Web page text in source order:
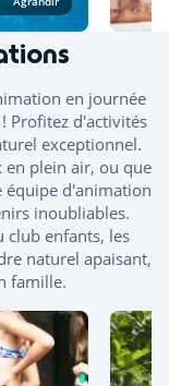
en journée
Profitez d'activités
exceptionnel.
en plein air, ou que
équipe d'animation
inoubliables.
club enfants, les
naturel apaisant,
famille.